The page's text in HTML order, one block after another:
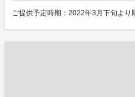
ご提供予定時期：2022年3月下旬より